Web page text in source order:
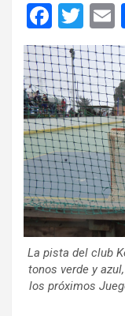
F
a
ce
b
o
o
k
T
wi
tt
er
La pista del club
tonos verde y
los próximos